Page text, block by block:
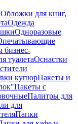
Обложки для книг,
Одежда
Одноразовые
бизнес-
туалетаОснастки
купюрПакеты и
Пакеты с
Палитры для
для
Папки